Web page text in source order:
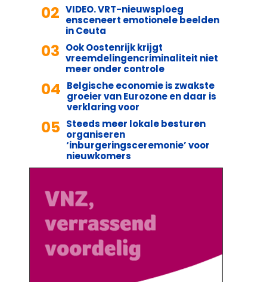
02 VIDEO. VRT-nieuwsploeg
ensceneert emotionele beelden
in Ceuta
03 Ook Oostenrijk krijgt
vreemdelingencriminaliteit niet
meer onder controle
04 Belgische economie is zwakste
groeier van Eurozone en daar is
verklaring voor
05 Steeds meer lokale besturen
organiseren
‘inburgeringsceremonie’ voor
nieuwkomers